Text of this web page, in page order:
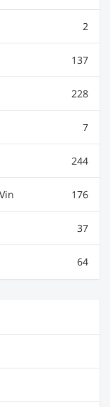
2
137
228
7
244
176
37
64